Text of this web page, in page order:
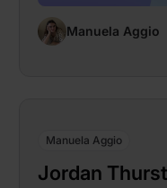
Manuela Aggio
Manuela Aggio
Jordan